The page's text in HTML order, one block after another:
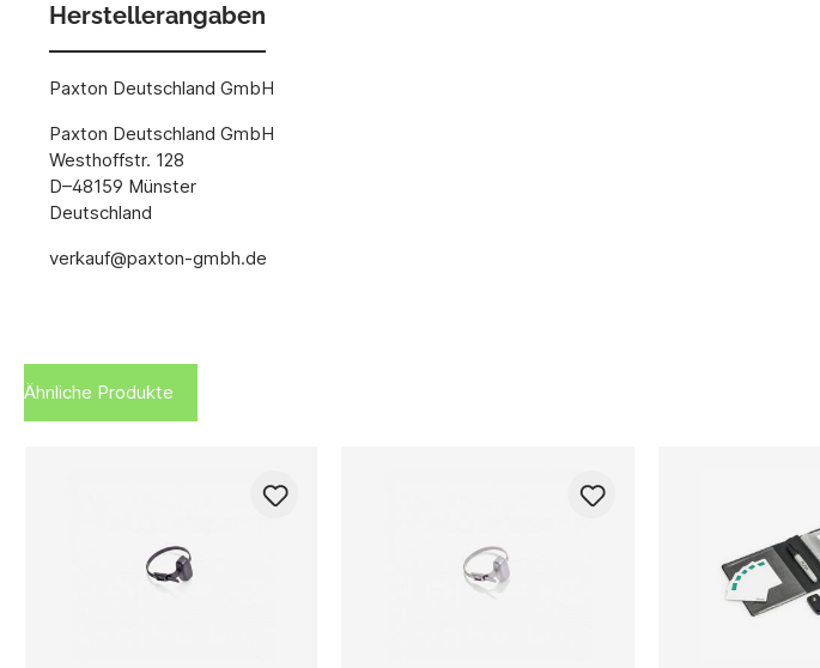
Herstellerangaben
Paxton Deutschland GmbH
Paxton Deutschland GmbH
Westhoffstr. 128
D–48159 Münster
Deutschland
verkauf@paxton-gmbh.de
Ähnliche Produkte